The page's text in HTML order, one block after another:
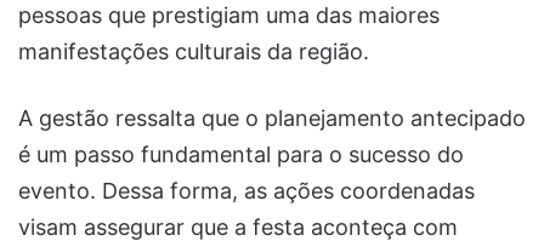
pessoas que prestigiam uma das maiores
manifestações culturais da região.
A gestão ressalta que o planejamento antecipado
é um passo fundamental para o sucesso do
evento. Dessa forma, as ações coordenadas
visam assegurar que a festa aconteça com